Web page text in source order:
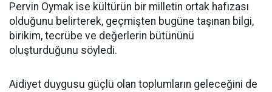
Pervin Oymak ise kültürün bir milletin ortak hafızası
olduğunu belirterek, geçmişten bugüne taşınan bilgi,
birikim, tecrübe ve değerlerin bütününü
oluşturduğunu söyledi.
Aidiyet duygusu güçlü olan toplumların geleceğini de